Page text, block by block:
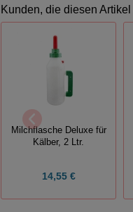
Kunden, die diesen
Milchflasche Deluxe für
Kälber, 2 Ltr.
14,55 €